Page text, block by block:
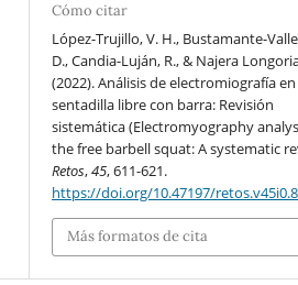
Cómo citar
López-Trujillo, V. H., Bustamante-
D., Candia-Luján, R., & Najera
(2022). Análisis de electromiografía
sentadilla libre con barra: Revisión
sistemática (Electromyography
the free barbell squat: A systematic
Retos,45, 611-621.
https://doi.org/10.47197/
Más formatos de cita